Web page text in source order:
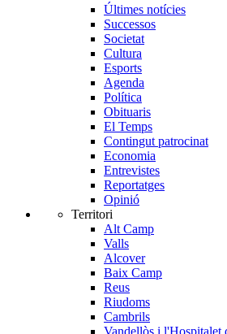
Últimes notícies
Successos
Societat
Cultura
Esports
Agenda
Política
Obituaris
El Temps
Contingut patrocinat
Economia
Entrevistes
Reportatges
Opinió
Territori
Alt Camp
Valls
Alcover
Baix Camp
Reus
Riudoms
Cambrils
Vandellòs i l'Hospitalet